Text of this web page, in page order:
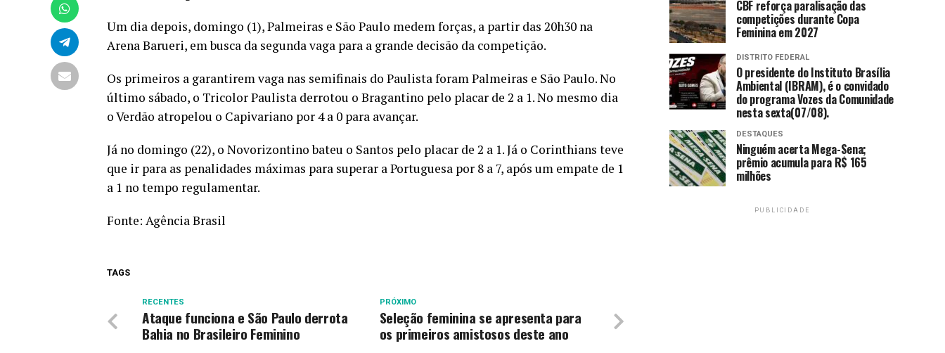
Um dia depois, domingo (1), Palmeiras e São Paulo medem forças, a partir das 20h30 na
Arena Barueri, em busca da segunda vaga para a grande decisão da competição.
Os primeiros a garantirem vaga nas semifinais do Paulista foram Palmeiras e São Paulo. No
último sábado, o Tricolor Paulista derrotou o Bragantino pelo placar de 2 a 1. No mesmo dia
o Verdão atropelou o Capivariano por 4 a 0 para avançar.
Já no domingo (22), o Novorizontino bateu o Santos pelo placar de 2 a 1. Já o Corinthians teve
que ir para as penalidades máximas para superar a Portuguesa por 8 a 7, após um empate de 1
a 1 no tempo regulamentar.
Fonte: Agência Brasil
TAGS
PRÓXIMO
Seleção feminina se apresenta para
os primeiros amistosos deste ano
RECENTES
Ataque funciona e São Paulo derrota
Bahia no Brasileiro Feminino
CBF reforça paralisação das
competições durante Copa
Feminina em 2027
DISTRITO FEDERAL
O presidente do Instituto Brasília
Ambiental (IBRAM), é o convidado
do programa Vozes da Comunidade
nesta sexta(07/08).
DESTAQUES
Ninguém acerta Mega-Sena;
prêmio acumula para R$ 165
milhões
PUBLICIDADE